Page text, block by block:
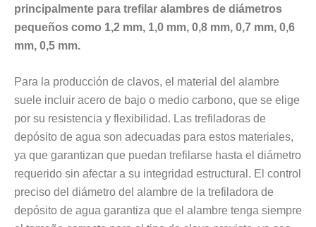
principalmente para trefilar alambres de diámetros
pequeños como 1,2 mm, 1,0 mm, 0,8 mm, 0,7 mm, 0,6
mm, 0,5 mm.
Para la producción de clavos, el material del alambre
suele incluir acero de bajo o medio carbono, que se elige
por su resistencia y flexibilidad. Las trefiladoras de
depósito de agua son adecuadas para estos materiales,
ya que garantizan que puedan trefilarse hasta el diámetro
requerido sin afectar a su integridad estructural. El control
preciso del diámetro del alambre de la trefiladora de
depósito de agua garantiza que el alambre tenga siempre